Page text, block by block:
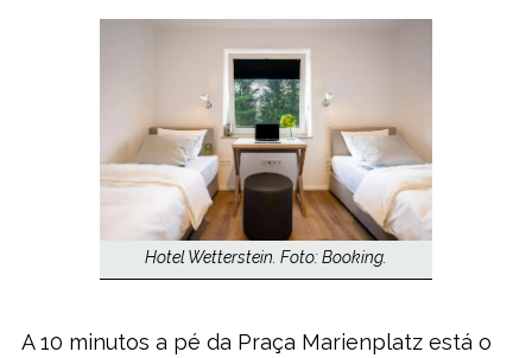
Hotel Wetterstein. Foto: Booking.
A 10 minutos a pé da Praça Marienplatz está o